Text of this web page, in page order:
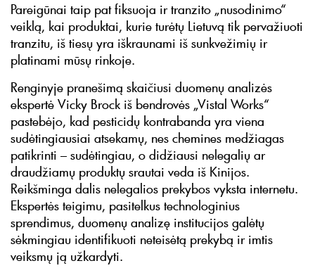
Pareigūnai taip pat fiksuoja ir tranzito „nusodinimo“
veiklą, kai produktai, kurie turėtų Lietuvą tik pervažiuoti
tranzitu, iš tiesų yra iškraunami iš sunkvežimių ir
platinami mūsų rinkoje.
Renginyje pranešimą skaičiusi duomenų analizės
ekspertė Vicky Brock iš bendrovės „Vistal Works“
pastebėjo, kad pesticidų kontrabanda yra viena
sudėtingiausiai atsekamų, nes chemines medžiagas
patikrinti – sudėtingiau, o didžiausi nelegalių ar
draudžiamų produktų srautai veda iš Kinijos.
Reikšminga dalis nelegalios prekybos vyksta internetu.
Ekspertės teigimu, pasitelkus technologinius
sprendimus, duomenų analizę institucijos galėtų
sėkmingiau identifikuoti neteisėtą prekybą ir imtis
veiksmų ją užkardyti.